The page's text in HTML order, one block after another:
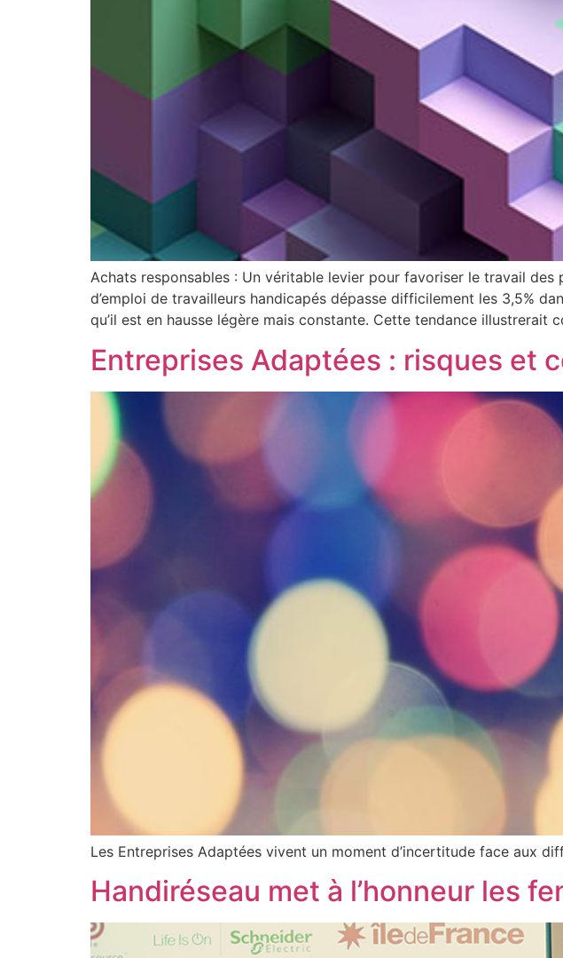
Achats responsables : Un véritable levier pour favoriser le travail
d’emploi de travailleurs handicapés dépasse difficilement les 3,5%
qu’il est en hausse légère mais constante. Cette tendance illustrerait
Entreprises Adaptées : risques et
Les Entreprises Adaptées vivent un moment d’incertitude face aux
Handiréseau met à l’honneur les